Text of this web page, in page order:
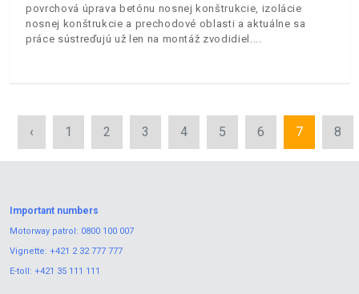
povrchová úprava betónu nosnej konštrukcie, izolácie
nosnej konštrukcie a prechodové oblasti a aktuálne sa
práce sústreďujú už len na montáž zvodidiel.
‹ 1 2 3 4 5 6 7 8
Important numbers
Motorway patrol: 0800 100 007
Vignette: +421 2 32 777 777
E-toll: +421 35 111 111